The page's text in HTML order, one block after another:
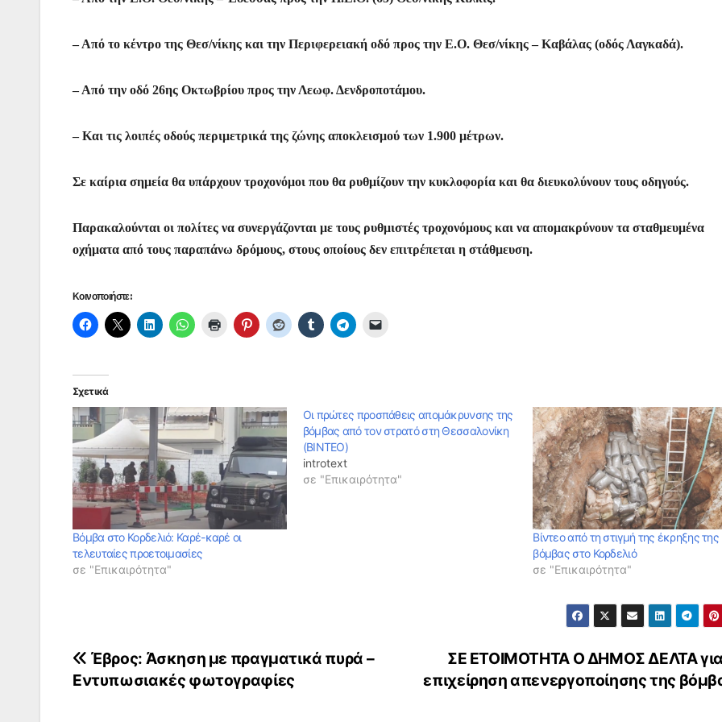
– Από το κέντρο της Θεσ/νίκης και την Περιφερειακή οδό προς την Ε.Ο. Θεσ/νίκης – Καβάλας (οδός Λαγκαδά).
– Από την οδό 26ης Οκτωβρίου προς την Λεωφ. Δενδροποτάμου.
– Και τις λοιπές οδούς περιμετρικά της ζώνης αποκλεισμού των 1.900 μέτρων.
Σε καίρια σημεία θα υπάρχουν τροχονόμοι που θα ρυθμίζουν την κυκλοφορία και θα διευκολύνουν τους οδηγούς.
Παρακαλούνται οι πολίτες να συνεργάζονται με τους ρυθμιστές τροχονόμους και να απομακρύνουν τα σταθμευμένα
οχήματα από τους παραπάνω δρόμους, στους οποίους δεν επιτρέπεται η στάθμευση.
Κοινοποιήστε:
Σχετικά
Βόμβα στο Κορδελιό: Καρέ-καρέ οι
τελευταίες προετοιμασίες
σε "Επικαιρότητα"
Οι πρώτες προσπάθεις απομάκρυνσης της
βόμβας από τον στρατό στη Θεσσαλονίκη
(ΒΙΝΤΕΟ)
introtext
σε "Επικαιρότητα"
Βίντεο από τη στιγμή της έκρηξης της
βόμβας στο Κορδελιό
σε "Επικαιρότητα"
Πλοήγηση
ΣΕ ΕΤΟΙΜΟΤΗΤΑ Ο ΔΗΜΟΣ ΔΕΛΤΑ
επιχείρηση απενεργοποίησης της
Έβρος: Άσκηση με πραγματικά πυρά –
Εντυπωσιακές φωτογραφίες